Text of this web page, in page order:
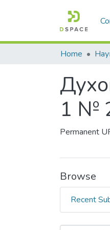
Home
1 №
Permanent
Browse
Recent